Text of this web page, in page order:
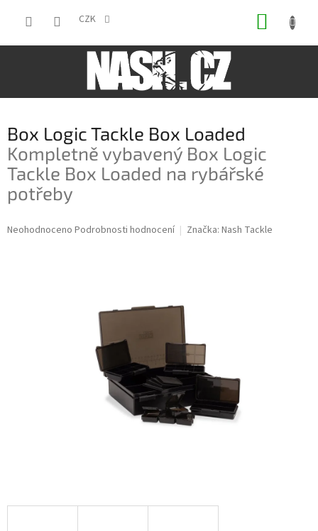
CZK
Box Logic Tackle Box Loaded
Kompletně vybavený Box Logic
Tackle Box Loaded na rybářské
potřeby
Průměrné
Neohodnoceno Podrobnosti hodnocení Značka: Nash Tackle